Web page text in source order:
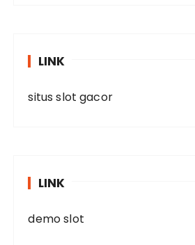
LINK
situs slot gacor
LINK
demo slot